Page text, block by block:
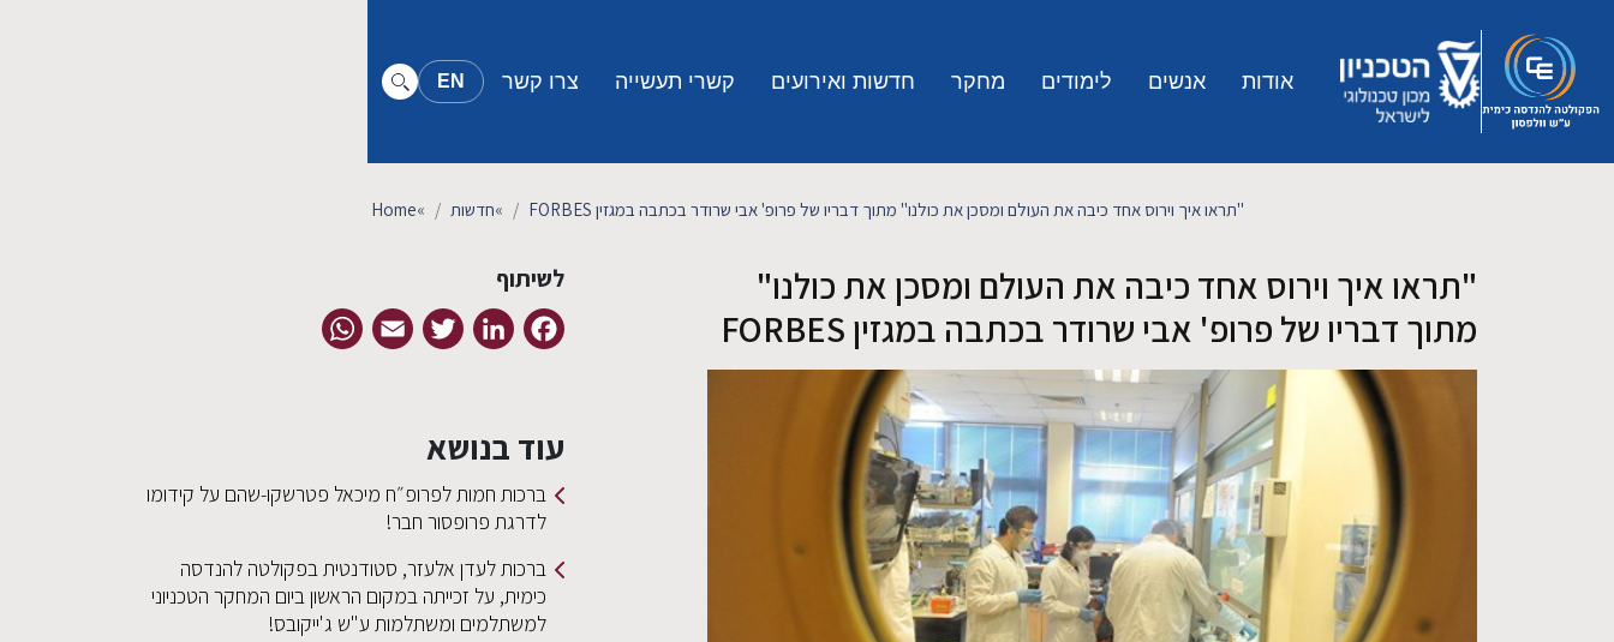
EN אודות אנשים לימודים מחקר חדשות ואירועים קשרי תעשייה צרו קשר
Home» חדשות» "תראו איך וירוס אחד כיבה את העולם ומסכן את כולנו" מתוך דבריו של פרופ' אבי שרודר בכתבה במגזין FORBES
"תראו איך וירוס אחד כיבה את העולם ומסכן את כולנו"
מתוך דבריו של פרופ' אבי שרודר בכתבה במגזין FORBES
לשיתוף
Facebook
LinkedIn
Twitter
Email
עוד בנושא
ברכות חמות לפרופ״ח מיכאל פטרשקו-שהם על קידומו
לדרגת פרופסור חבר!
ברכות לעדן אלעזר, סטודנטית בפקולטה להנדסה
כימית, על זכייתה במקום הראשון ביום המחקר הטכניוני
למשתלמים ומשתלמות ע"ש ג'ייקובס!